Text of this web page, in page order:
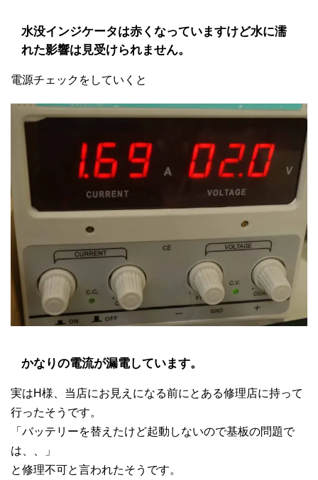
水没インジケータは赤くなっていますけど水に濡
れた影響は見受けられません。
電源チェックをしていくと
かなりの電流が漏電しています。
実はH様、当店にお見えになる前にとある修理店に持って
行ったそうです。
「バッテリーを替えたけど起動しないので基板の問題で
は、、」
と修理不可と言われたそうです。